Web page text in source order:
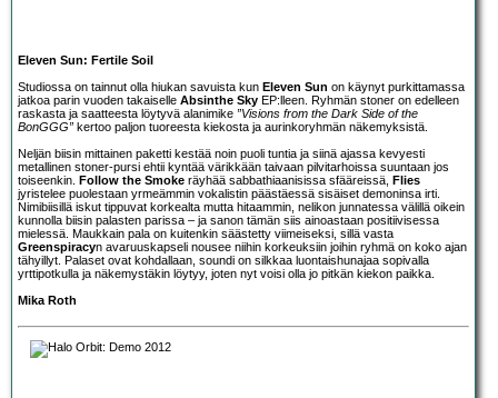
Eleven Sun: Fertile Soil
Studiossa on tainnut olla hiukan savuista kun Eleven Sun on käynyt purkittamassa
jatkoa parin vuoden takaiselle Absinthe Sky EP:lleen. Ryhmän stoner on edelleen
raskasta ja saatteesta löytyvä alanimike ”Visions from the Dark Side of the
BonGGG” kertoo paljon tuoreesta kiekosta ja aurinkoryhmän näkemyksistä.
Neljän biisin mittainen paketti kestää noin puoli tuntia ja siinä ajassa kevyesti
metallinen stoner-pursi ehtii kyntää värikkään taivaan pilvitarhoissa suuntaan jos
toiseenkin. Follow the Smoke räyhää sabbathiaanisissa sfääreissä, Flies
jyristelee puolestaan yrmeämmin vokalistin päästäessä sisäiset demoninsa irti.
Nimibiisillä iskut tippuvat korkealta mutta hitaammin, nelikon junnatessa välillä oikein
kunnolla biisin palasten parissa – ja sanon tämän siis ainoastaan positiivisessa
mielessä. Maukkain pala on kuitenkin säästetty viimeiseksi, sillä vasta
Greenspiracyn avaruuskapseli nousee niihin korkeuksiin joihin ryhmä on koko ajan
tähyillyt. Palaset ovat kohdallaan, soundi on silkkaa luontaishunajaa sopivalla
yrttipotkulla ja näkemystäkin löytyy, joten nyt voisi olla jo pitkän kiekon paikka.
Mika Roth